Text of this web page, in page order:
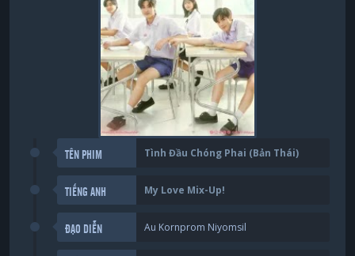
TÊN PHIM Tình Đầu Chóng Phai (Bản Thái)
TIẾNG ANH My Love Mix-Up!
ĐẠO DIỄN Au Kornprom Niyomsil